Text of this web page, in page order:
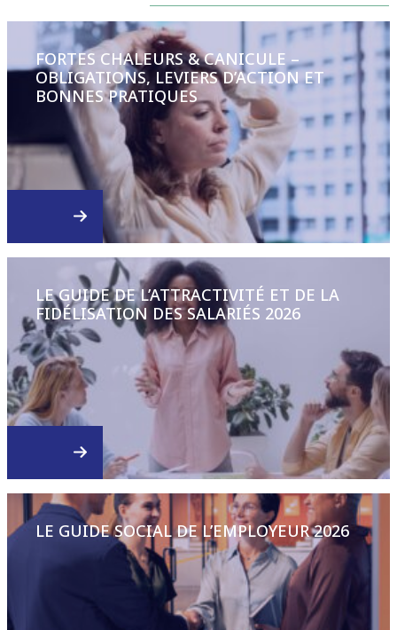
FORTES CHALEURS & CANICULE –
OBLIGATIONS, LEVIERS D’ACTION ET
BONNES PRATIQUES
LE GUIDE DE L’ATTRACTIVITÉ ET DE LA
FIDÉLISATION DES SALARIÉS 2026
LE GUIDE SOCIAL DE L’EMPLOYEUR 2026